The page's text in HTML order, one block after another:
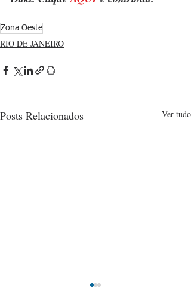
Zona Oeste
RIO DE JANEIRO
Posts Relacionados Ver tudo